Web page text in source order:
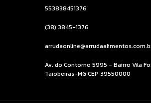
553838451376
(38) 3845-1376
Av. do Contorno 5995 - Bairro Vila
Taiobeiras-MG CEP 39550000